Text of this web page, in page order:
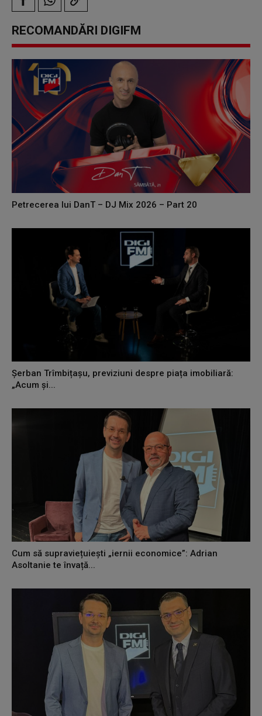
RECOMANDĂRI DIGIFM
Petrecerea lui DanT – DJ Mix 2026 – Part 20
Șerban Trîmbițașu, previziuni despre piața imobiliară:
„Acum și...
Cum să supraviețuiești „iernii economice”: Adrian
Asoltanie te învață...